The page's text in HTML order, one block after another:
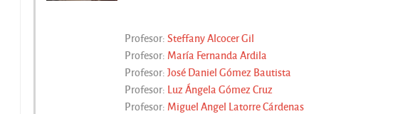
Profesor: Steffany Alcocer Gil
Profesor: María Fernanda Ardila
Profesor: José Daniel Gómez Bautista
Profesor: Luz Ángela Gómez Cruz
Profesor: Miguel Angel Latorre Cárdenas